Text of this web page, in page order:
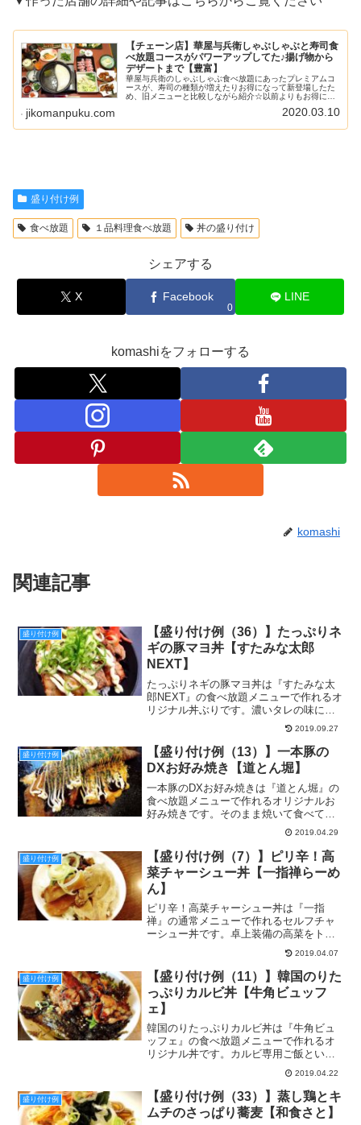
【チェーン店】華屋与兵衛しゃぶしゃぶと寿司食
べ放題コースがパワーアップしてた♪揚げ物から
デザートまで【豊富】
華屋与兵衛のしゃぶしゃぶ食べ放題にあったプレミアムコ
ースが、寿司の種類が増えたりお得になって新登場したた
め、旧メニューと比較しながら紹介☆以前よりもお得にな
jikomanpuku.com 2020.03.10
盛り付け例
食べ放題 １品料理食べ放題 丼の盛り付け
シェアする
X Facebook
0
LINE
komashiをフォローする
komashi
関連記事
盛り付け例
【盛り付け例（36）】たっぷりネ
ギの豚マヨ丼【すたみな太郎
NEXT】
たっぷりネギの豚マヨ丼は『すたみな太
郎NEXT』の食べ放題メニューで作れるオ
リジナル丼ぶりです。濃いタレの味にマ
ヨを合わせる二重奏、好きなだけ肉を盛
ることも可能な欲張りな一杯。盛り付け
例とは、食べ放題を楽しむための参考画
像のようなものです。...
2019.09.27
盛り付け例
【盛り付け例（13）】一本豚の
DXお好み焼き【道とん堀】
一本豚のDXお好み焼きは『道とん堀』の
食べ放題メニューで作れるオリジナルお
好み焼きです。そのまま焼いて食べても
美味しい豚を1本丸々トッピングした豪快
な一品です。盛り付け例とは、食べ放題
を楽しむための参考画像のようなもので
す。イマジネーション...
2019.04.29
盛り付け例
【盛り付け例（7）】ピリ辛！高
菜チャーシュー丼【一指禅らーめ
ん】
ピリ辛！高菜チャーシュー丼は『一指
禅』の通常メニューで作れるセルフチャ
ーシュー丼です。卓上装備の高菜をトッ
ピングすることで辛さの刺激を加え、一
口分をレンゲですくいスープに浸すこと
で、一指禅自慢の味とコラボレーション
することができます。盛り付...
2019.04.07
盛り付け例
【盛り付け例（11）】韓国のりた
っぷりカルビ丼【牛角ビュッフ
ェ】
韓国のりたっぷりカルビ丼は『牛角ビュ
ッフェ』の食べ放題メニューで作れるオ
リジナル丼です。カルビ専用ご飯という
間違えようのないメニューがあるので、
ただ肉を焼くだけでウマいを約束された
丼です。盛り付け例とは、食べ放題を楽
しむための参考画像のよう...
2019.04.22
盛り付け例
【盛り付け例（33）】蒸し鶏とキ
ムチのさっぱり蕎麦【和食さと】